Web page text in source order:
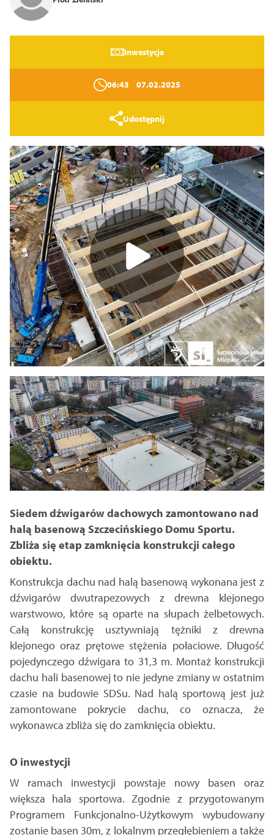
14
Zamknij
Inwestycje
06:43 07.02.2025
Udostępnij
Siedem dźwigarów dachowych zamontowano nad
halą basenową Szczecińskiego Domu Sportu.
Zbliża się etap zamknięcia konstrukcji całego
obiektu.
Konstrukcja dachu nad halą basenową wykonana jest z
dźwigarów dwutrapezowych z drewna klejonego
warstwowo, które są oparte na słupach żelbetowych.
Całą konstrukcję usztywniają tężniki z drewna
klejonego oraz prętowe stężenia połaciowe. Długość
pojedynczego dźwigara to 31,3 m. Montaż konstrukcji
dachu hali basenowej to nie jedyne zmiany w ostatnim
czasie na budowie SDSu. Nad halą sportową jest już
zamontowane pokrycie dachu, co oznacza, że
wykonawca zbliża się do zamknięcia obiektu.
O inwestycji
W ramach inwestycji powstaje nowy basen oraz
większa hala sportowa. Zgodnie z przygotowanym
Programem Funkcjonalno-Użytkowym wybudowany
zostanie basen 30m, z lokalnym przegłębieniem a także